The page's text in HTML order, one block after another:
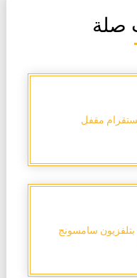
صلة
مقفل
سامسونج